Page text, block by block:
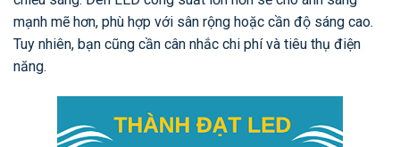
mạnh mẽ hơn, phù hợp với sân rộng hoặc cần độ sáng cao.
Tuy nhiên, bạn cũng cần cân nhắc chi phí và tiêu thụ điện
năng.